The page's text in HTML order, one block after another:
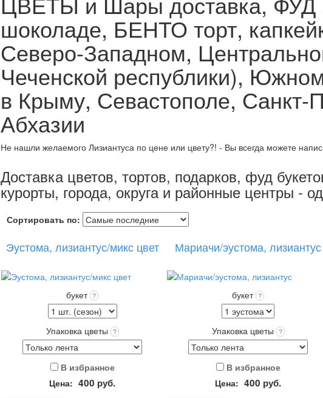
шоколаде, БЕНТО торт,
Северо-Западном,
Чеченской республики),
в Крыму, Севастополе, Санкт-
Абхазии
Не нашли желаемого Лизиантуса по цене или цвету?! - Вы всегда можете
Доставка цветов, тортов, подарков, фуд
курорты, города, округа и районные центры -
Сортировать по:
Эустома, лизиантус/микс цвет
букет ?
Упаковка цветы ?
В избранное
Цена: 400 руб.
Мариачи/эустома, лизиантус
букет ?
Упаковка цветы ?
В избранное
Цена: 400 руб.